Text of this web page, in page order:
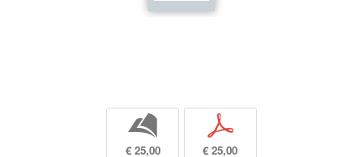
b
€ 25,00
p
€ 25,00